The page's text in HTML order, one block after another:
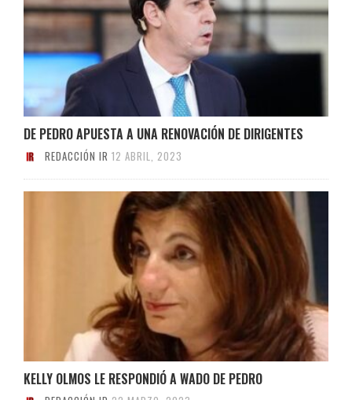
DE PEDRO APUESTA A UNA RENOVACIÓN DE DIRIGENTES
REDACCIÓN IR 12 ABRIL, 2023
KELLY OLMOS LE RESPONDIÓ A WADO DE PEDRO